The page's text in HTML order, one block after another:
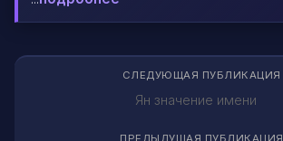
СЛЕДУЮЩАЯ ПУБЛИКАЦИЯ
Ян значение имени
ПРЕДЫДУЩАЯ ПУБЛИКАЦИЯ